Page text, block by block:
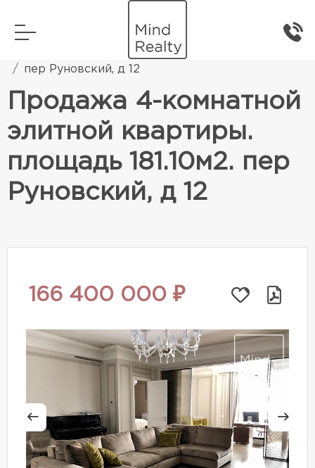
Элитная жилая недвижимость
пер Руновский, д 12
Продажа 4-комнатной
элитной квартиры.
площадь 181.10м2. пер
Руновский, д 12
166 400 000 ₽